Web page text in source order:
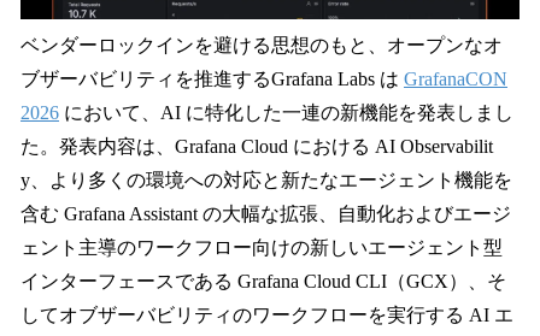
ベンダーロックインを避ける思想のもと、オープンなオ
ブザーバビリティを推進するGrafana Labs は GrafanaCON
2026 において、AI に特化した一連の新機能を発表しまし
た。発表内容は、Grafana Cloud における AI Observabilit
y、より多くの環境への対応と新たなエージェント機能を
含む Grafana Assistant の大幅な拡張、自動化およびエージ
ェント主導のワークフロー向けの新しいエージェント型
インターフェースである Grafana Cloud CLI（GCX）、そ
してオブザーバビリティのワークフローを実行する AI エ